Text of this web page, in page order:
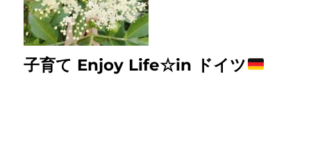
子育て Enjoy Life☆in ドイツ